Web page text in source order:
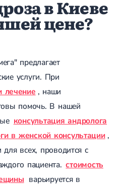
в Киеве
цене?
предлагает
услуги. При
лечение , наши
помочь. В нашей
консультация андролога
в женской консультации ,
для всех, проводится с
пациента. стоимость
варьируется в